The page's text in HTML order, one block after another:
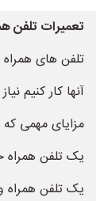
تعمیرات تلفن
تلفن های
آنها کار کنیم
مزایای مهمی
یک تلفن همراه
یک تلفن همراه